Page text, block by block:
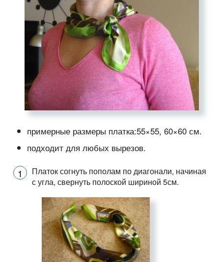
примерные размеры платка:55×55, 60×60 см.
подходит для любых вырезов.
Платок согнуть пополам по диагонали, начиная
с угла, свернуть полоской шириной 5см.